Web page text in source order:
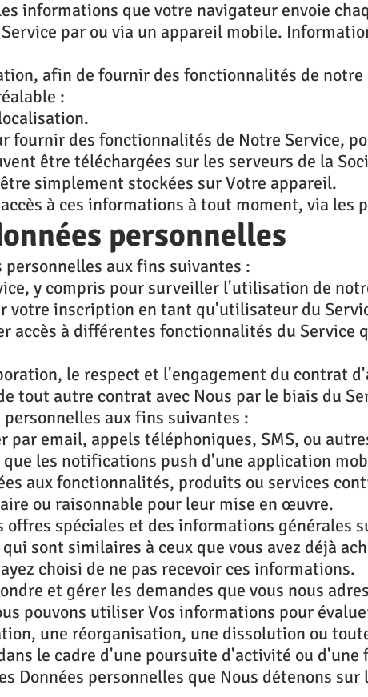
informations que votre navigateur envoie
par ou via un appareil mobile.
afin de fournir des fonctionnalités de notre
:
fournir des fonctionnalités de Notre Service,
être téléchargées sur les serveurs de la
simplement stockées sur Votre appareil.
à ces informations à tout moment, via les
personnelles
aux fins suivantes :
y compris pour surveiller l'utilisation de
votre inscription en tant qu'utilisateur du
accès à différentes fonctionnalités du Service
le respect et l'engagement du contrat
tout autre contrat avec Nous par le biais du
aux fins suivantes :
par email, appels téléphoniques, SMS, ou
les notifications push d'une application
aux fonctionnalités, produits ou services
ou raisonnable pour leur mise en œuvre.
offres spéciales et des informations générales
sont similaires à ceux que vous avez déjà
choisi de ne pas recevoir ces informations.
et gérer les demandes que vous nous
pouvons utiliser Vos informations pour
une réorganisation, une dissolution ou
le cadre d'une poursuite d'activité ou
Données personnelles que Nous détenons